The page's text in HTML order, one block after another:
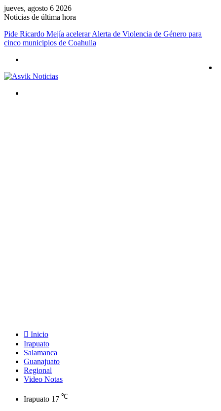
jueves, agosto 6 2026
Noticias de última hora
Pide Ricardo Mejía acelerar Alerta de Violencia de Género para
cinco municipios de Coahuila
Inicio
Irapuato
Salamanca
Guanajuato
Regional
Video Notas
Irapuato 17 ℃